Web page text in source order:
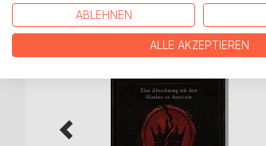
ABLEHNEN
ALLE AKZEPTIEREN